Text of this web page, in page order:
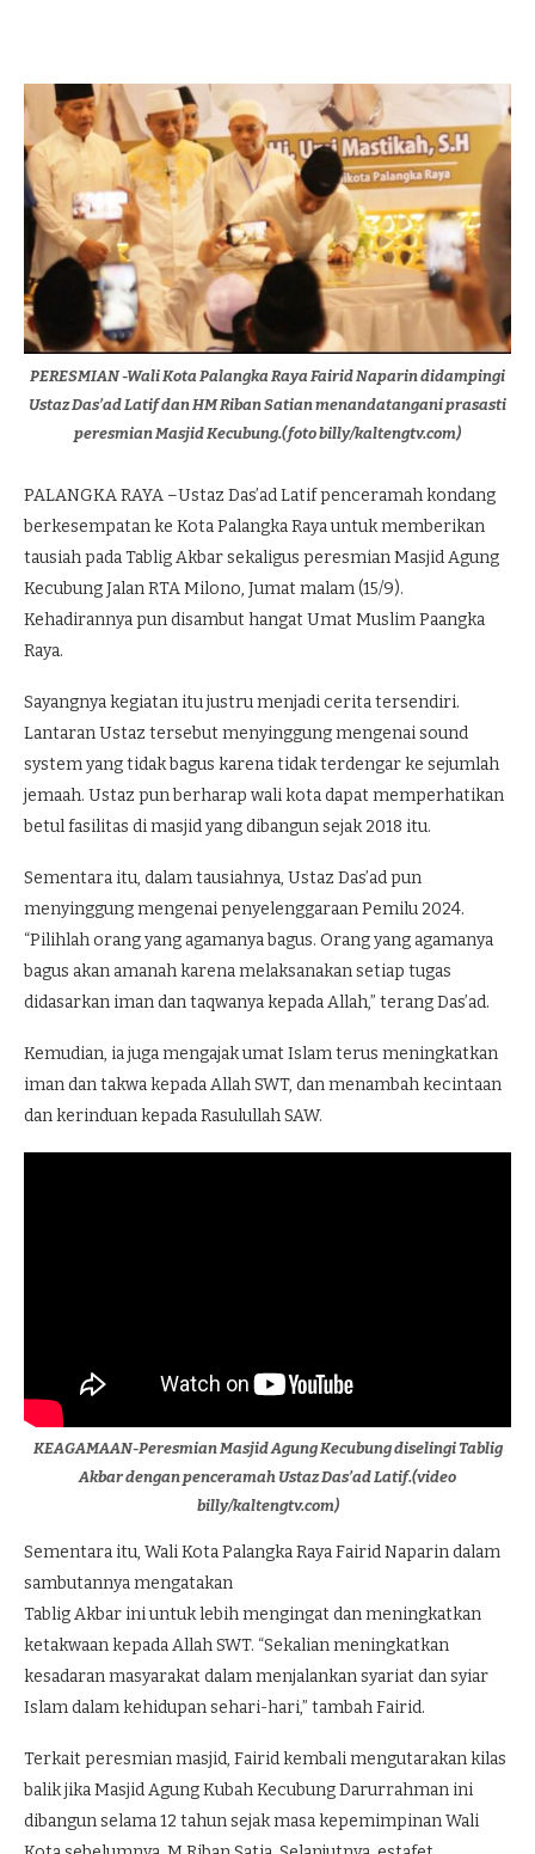
PERESMIAN -Wali Kota Palangka Raya Fairid Naparin didampingi
Ustaz Das’ad Latif dan HM Riban Satian menandatangani prasasti
peresmian Masjid Kecubung.(foto billy/kaltengtv.com)
PALANGKA RAYA –Ustaz Das’ad Latif penceramah kondang
berkesempatan ke Kota Palangka Raya untuk memberikan
tausiah pada Tablig Akbar sekaligus peresmian Masjid Agung
Kecubung Jalan RTA Milono, Jumat malam (15/9).
Kehadirannya pun disambut hangat Umat Muslim Paangka
Raya.
Sayangnya kegiatan itu justru menjadi cerita tersendiri.
Lantaran Ustaz tersebut menyinggung mengenai sound
system yang tidak bagus karena tidak terdengar ke sejumlah
jemaah. Ustaz pun berharap wali kota dapat memperhatikan
betul fasilitas di masjid yang dibangun sejak 2018 itu.
Sementara itu, dalam tausiahnya, Ustaz Das’ad pun
menyinggung mengenai penyelenggaraan Pemilu 2024.
“Pilihlah orang yang agamanya bagus. Orang yang agamanya
bagus akan amanah karena melaksanakan setiap tugas
didasarkan iman dan taqwanya kepada Allah,” terang Das’ad.
Kemudian, ia juga mengajak umat Islam terus meningkatkan
iman dan takwa kepada Allah SWT, dan menambah kecintaan
dan kerinduan kepada Rasulullah SAW.
KEAGAMAAN-Peresmian Masjid Agung Kecubung diselingi Tablig
Akbar dengan penceramah Ustaz Das’ad Latif.(video
billy/kaltengtv.com)
Sementara itu, Wali Kota Palangka Raya Fairid Naparin dalam
sambutannya mengatakan
Tablig Akbar ini untuk lebih mengingat dan meningkatkan
ketakwaan kepada Allah SWT. “Sekalian meningkatkan
kesadaran masyarakat dalam menjalankan syariat dan syiar
Islam dalam kehidupan sehari-hari,” tambah Fairid.
Terkait peresmian masjid, Fairid kembali mengutarakan kilas
balik jika Masjid Agung Kubah Kecubung Darurrahman ini
dibangun selama 12 tahun sejak masa kepemimpinan Wali